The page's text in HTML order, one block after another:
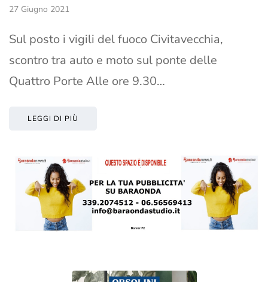
27 Giugno 2021
Sul posto i vigili del fuoco Civitavecchia,
scontro tra auto e moto sul ponte delle
Quattro Porte Alle ore 9.30…
LEGGI DI PIÙ